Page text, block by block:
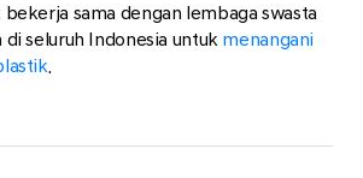
sama dengan lembaga swasta
seluruh Indonesia untuk menangani
.